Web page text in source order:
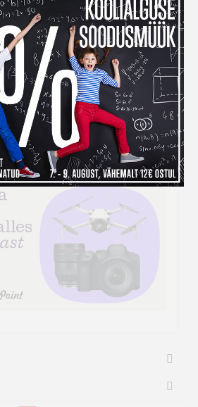
tellimiseks peaks raha nappima,
abiga saad soovitud kauba
maksma hakkad alles
protsess on lihtne –
tuleb makseviisiks valida
ning seejärel täita kõik vajalikud